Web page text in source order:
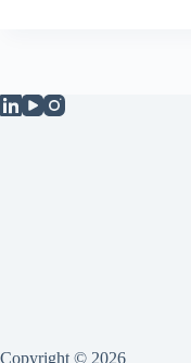
Copyright © 2026